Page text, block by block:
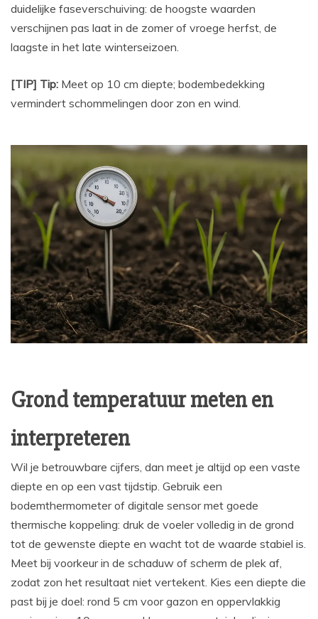
duidelijke faseverschuiving: de hoogste waarden
verschijnen pas laat in de zomer of vroege herfst, de
laagste in het late winterseizoen.
[TIP] Tip: Meet op 10 cm diepte; bodembedekking
vermindert schommelingen door zon en wind.
Grond temperatuur meten en
interpreteren
Wil je betrouwbare cijfers, dan meet je altijd op een vaste
diepte en op een vast tijdstip. Gebruik een
bodemthermometer of digitale sensor met goede
thermische koppeling: druk de voeler volledig in de grond
tot de gewenste diepte en wacht tot de waarde stabiel is.
Meet bij voorkeur in de schaduw of scherm de plek af,
zodat zon het resultaat niet vertekent. Kies een diepte die
past bij je doel: rond 5 cm voor gazon en oppervlakkig